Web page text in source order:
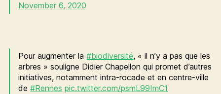
November 6, 2020
Pour augmenter la#biodiversité, « il n’y a pas que les
arbres » souligne Didier Chapellon qui promet d’autres
initiatives, notamment intra-rocade et en centre-ville
de#Rennes pic.twitter.com/psmL99ImC1